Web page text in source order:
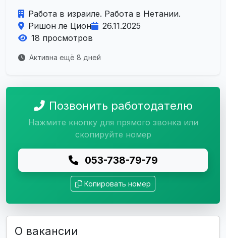
Работа в израиле. Работа в Нетании.
Ришон ле Цион
26.11.2025
18 просмотров
Активна ещё 8 дней
Позвонить работодателю
Нажмите кнопку для прямого звонка или
скопируйте номер
053-738-79-79
Копировать номер
О вакансии